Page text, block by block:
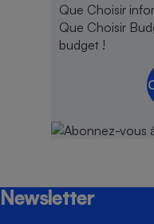
Que Choisir
Que Choisir
budget !
Newsletter